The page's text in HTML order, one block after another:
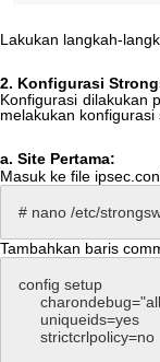
Lakukan langkah-
2. Konfigurasi
Konfigurasi dilakukan
melakukan konfigurasi
a. Site Pertama:
Masuk ke file ipsec
# nano /etc/
Tambahkan baris
config setup
charondebug="all
uniqueids=yes
strictcrlpolicy=no